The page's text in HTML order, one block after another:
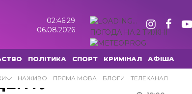
02:46:30
06.08.2026
ПОГОДА НА 2 ТИЖНІ
ПОЛІТИКА СПОРТ КРИМІНАЛ АФІША
НАЖИВО ПРЯМА МОВА БЛОГИ ТЕЛЕКАНАЛ
—